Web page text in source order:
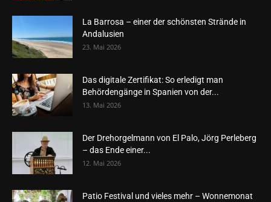
La Barrosa – einer der schönsten Strände in
Andalusien
23. Mai 2026
Das digitale Zertifikat: So erledigt man
Behördengänge in Spanien von der...
13. Mai 2026
Der Drehorgelmann von El Palo, Jörg Perleberg
– das Ende einer...
12. Mai 2026
Patio Festival und vieles mehr – Wonnemonat